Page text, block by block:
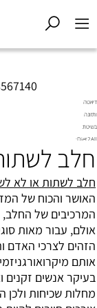
דיאטה
ותזונה
בשיטת
Diet2All:
המושלם.
חלב
חלב לשתות או לא
האושר והכוח של
המרכיבים של החלב,
אולם, עבור מאות
הזהים לצרכי האדם
אותם
בעיקר אנשים זקנים
מחלות שכיחות